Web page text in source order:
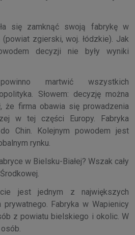
się zamknąć swoją fabrykę w
zgierski, woj. łódzkie). Jak
decyzji nie były wyniki
martwić wszystkich
Słowem: decyzję można
że firma obawia się prowadzenia
w tej części Europy. Fabryka
Chin. Kolejnym powodem jest
rynku.
w Bielsku-Białej? Wszak cały
jest jednym z największych
Fabryka w Wapienicy
z powiatu bielskiego i okolic. W